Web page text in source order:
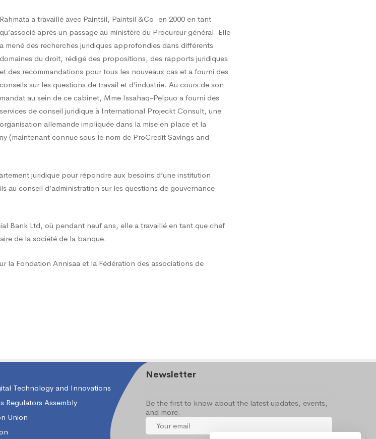
Rahmata a travaillé avec Paintsil, Paintsil &Co. en 2000 en tant
qu’associé après un passage au ministère du Procureur général. Elle
a mené des recherches juridiques approfondies dans différents
domaines du droit, rédigé des propositions, des rapports juridiques
et des recommandations pour tous les nouveaux cas et a fourni des
conseils sur les questions de travail et d’industrie. Au cours de son
mandat au sein de ce cabinet, Mme Issahaq-Pelpuo a fourni des
services de conseil juridique à International Projeckt Consult, une
organisation allemande impliquée dans la mise en place et la
(maintenant connue sous le nom de ProCredit Savings and
juridique pour répondre aux besoins d’une institution
au conseil d’administration sur les questions de gouvernance
Bank Ltd, où pendant neuf ans, elle a travaillé en tant que chef
de la société de la banque.
la Fondation Annisaa et la Fédération des associations de
Technology and Innovations
Regulators Assembly
Union
Newsletter
Be the first to know about the latest updates, events,
and more.